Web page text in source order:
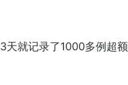
天就记录了1000多例超额